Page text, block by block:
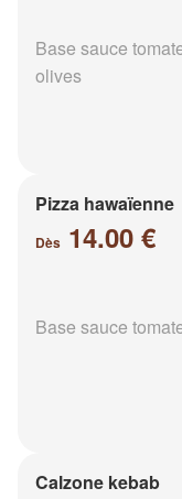
Base sauce
olives
Pizza hawaïenne
Dès 14.00 €
Base sauce
Calzone kebab